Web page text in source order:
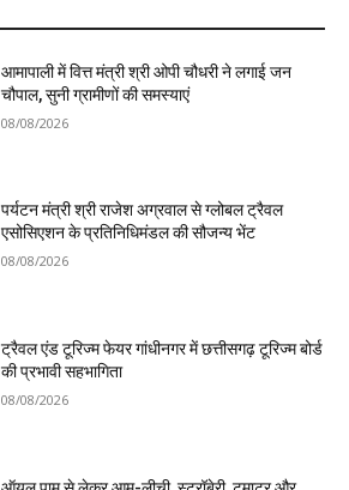
आमापाली में वित्त मंत्री श्री ओपी चौधरी ने लगाई जन
चौपाल, सुनी ग्रामीणों की समस्याएं
08/08/2026
पर्यटन मंत्री श्री राजेश अग्रवाल से ग्लोबल ट्रैवल
एसोसिएशन के प्रतिनिधिमंडल की सौजन्य भेंट
08/08/2026
ट्रैवल एंड टूरिज्म फेयर गांधीनगर में छत्तीसगढ़ टूरिज्म बोर्ड
की प्रभावी सहभागिता
08/08/2026